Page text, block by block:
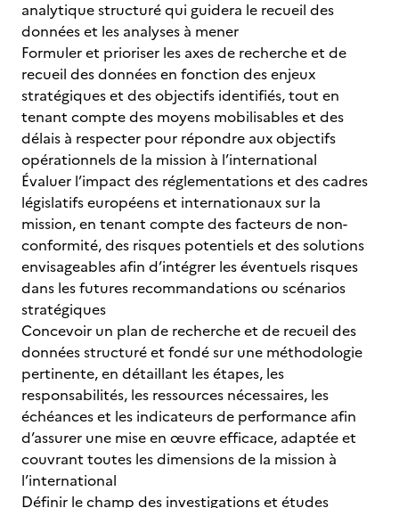
analytique structuré qui guidera le recueil des
données et les analyses à mener
Formuler et prioriser les axes de recherche et de
recueil des données en fonction des enjeux
stratégiques et des objectifs identifiés, tout en
tenant compte des moyens mobilisables et des
délais à respecter pour répondre aux objectifs
opérationnels de la mission à l’international
Évaluer l’impact des réglementations et des cadres
législatifs européens et internationaux sur la
mission, en tenant compte des facteurs de non-
conformité, des risques potentiels et des solutions
envisageables afin d’intégrer les éventuels risques
dans les futures recommandations ou scénarios
stratégiques
Concevoir un plan de recherche et de recueil des
données structuré et fondé sur une méthodologie
pertinente, en détaillant les étapes, les
responsabilités, les ressources nécessaires, les
échéances et les indicateurs de performance afin
d’assurer une mise en œuvre efficace, adaptée et
couvrant toutes les dimensions de la mission à
l’international
Définir le champ des investigations et études